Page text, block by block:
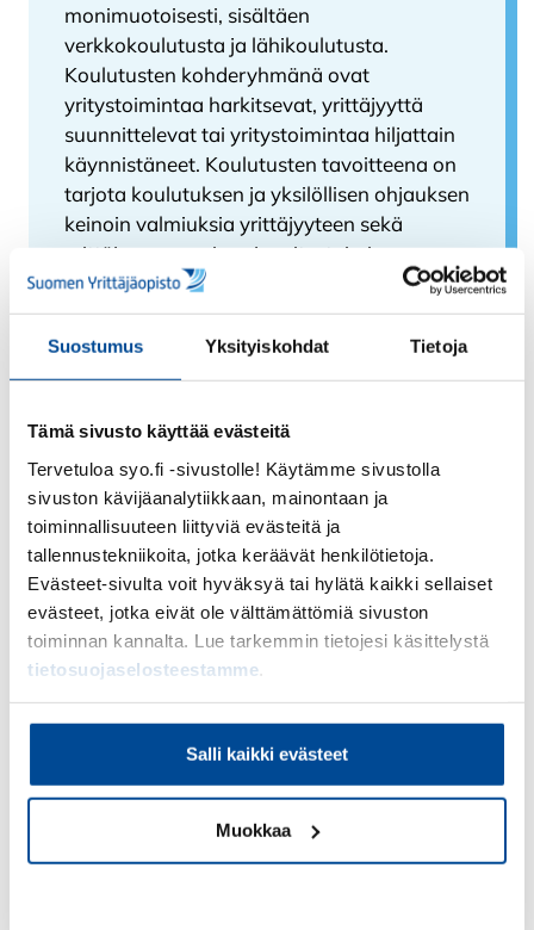
Suostumus Yksityiskohdat Tietoja
Tämä sivusto käyttää evästeitä
Tervetuloa syo.fi -sivustolle! Käytämme sivustolla
sivuston kävijäanalytiikkaan, mainontaan ja
toiminnallisuuteen liittyviä evästeitä ja
tallennustekniikoita, jotka keräävät henkilötietoja.
Evästeet-sivulta voit hyväksyä tai hylätä kaikki sellaiset
evästeet, jotka eivät ole välttämättömiä sivuston
toiminnan kannalta. Lue tarkemmin tietojesi käsittelystä
tietosuojaselosteestamme
Salli kaikki evästeet
Muokkaa
monimuotoisesti, sisältäen
verkkokoulutusta ja lähikoulutusta.
Koulutusten kohderyhmänä ovat
yritystoimintaa harkitsevat, yrittäjyyttä
suunnittelevat tai yritystoimintaa hiljattain
käynnistäneet. Koulutusten tavoitteena on
tarjota koulutuksen ja yksilöllisen ohjauksen
keinoin valmiuksia yrittäjyyteen sekä
yrittäjyysosaamisen ja yritystoiminnan
kehittämiseen.
Tehtävä sisältää
Ohjaat ja tuet yritystoimintaa
yrittäjyyden soveltuvuuden arvioinnissa,
liikeidean konkretisoinnissa ja
liiketoimintasuunnitelman laatimisessa
Ohjaat ja tuet yrittäjyyden alkuvaiheessa
olevia aikuisopiskelijoita yritystoiminnan
kehittämisessä
Suunnittelet ja toteutat
verkkoympäristössä sekä
lähitoteutuksissa
Tuotat ja kehität koulutusmateriaaleja
sekä sovellat yrittäjyyden edistämistä
tukevia opetusmenetelmiä